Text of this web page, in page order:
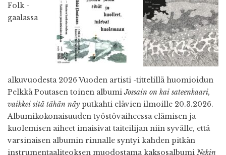
Folk -
gaalassa
alkuvuodesta 2026 Vuoden artisti -tittelillä huomioidun
Pelkkä Poutasen toinen albumiJossain on kai sateenkaari,
vaikkei sitä tähän näy putkahti elävien ilmoille 20.3.2026.
Albumikokonaisuuden työstövaiheessa elämisen ja
kuolemisen aiheet imaisivat taiteilijan niin syvälle, että
varsinaisen albumin rinnalle syntyi kahden pitkän
instrumentaaliteoksen muodostama kaksosalbumi Nekin